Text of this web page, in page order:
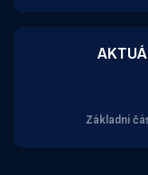
Základní